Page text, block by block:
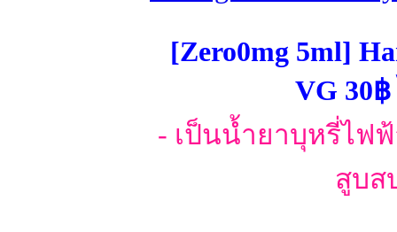
[Zero0mg 5ml]
VG 30
- เป็นน้ำยาบุหรี่ไฟ
สูบส